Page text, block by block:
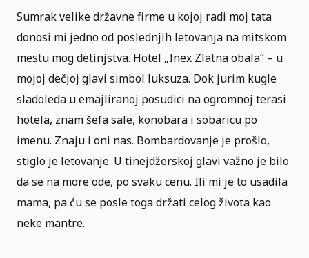
Sumrak velike državne firme u kojoj radi moj tata
donosi mi jedno od poslednjih letovanja na mitskom
mestu mog detinjstva. Hotel „Inex Zlatna obala“ – u
mojoj dečjoj glavi simbol luksuza. Dok jurim kugle
sladoleda u emajliranoj posudici na ogromnoj terasi
hotela, znam šefa sale, konobara i sobaricu po
imenu. Znaju i oni nas. Bombardovanje je prošlo,
stiglo je letovanje. U tinejdžerskoj glavi važno je bilo
da se na more ode, po svaku cenu. Ili mi je to usadila
mama, pa ću se posle toga držati celog života kao
neke mantre.